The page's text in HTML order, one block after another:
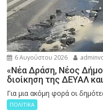
6 Αυγούστου 2026
«Νέα Δράση, Νέος
διοίκηση της ΔΕΥΑΛ
Για μια ακόμη φορά οι
ΠΟΛΙΤΙΚΑ